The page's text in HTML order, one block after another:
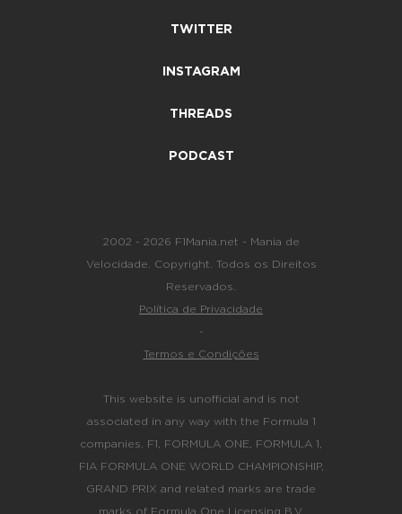
TWITTER
INSTAGRAM
THREADS
PODCAST
2002 - 2026 F1Mania.net - Mania de
Velocidade. Copyright. Todos os Direitos
Reservados.
Política de Privacidade
-
Termos e Condições
This website is unofficial and is not
associated in any way with the Formula 1
companies. F1, FORMULA ONE, FORMULA 1,
FIA FORMULA ONE WORLD CHAMPIONSHIP,
GRAND PRIX and related marks are trade
marks of Formula One Licensing B.V.